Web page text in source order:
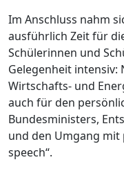
Im Anschluss nahm
ausführlich Zeit für
Schülerinnen und
Gelegenheit intensiv:
Wirtschafts- und
auch für den
Bundesministers,
und den Umgang mit
speech“.